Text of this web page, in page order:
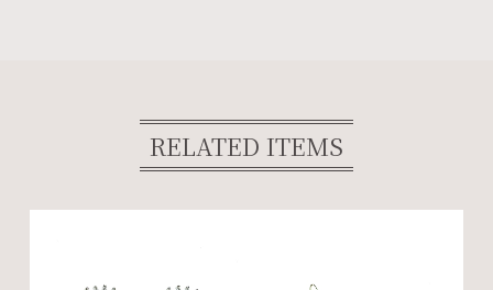
RELATED ITEMS